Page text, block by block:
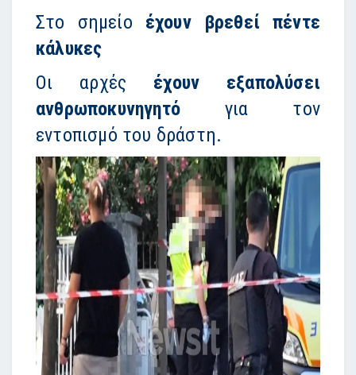
Στο σημείο έχουν βρεθεί πέντε
κάλυκες
Οι αρχές έχουν εξαπολύσει
ανθρωποκυνηγητό για τον
εντοπισμό του δράστη.